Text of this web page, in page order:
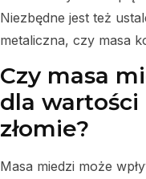
Niezbędne jest też
metaliczna, czy masa
Czy masa
dla wartości
złomie?
Masa miedzi może